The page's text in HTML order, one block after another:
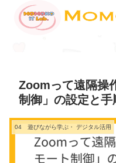
Zoomって遠隔操
制御」の設定と手
04 遊びながら学ぶ・ デジタル活用